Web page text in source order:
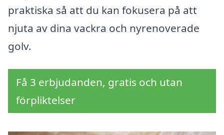
praktiska så att du kan fokusera på att
njuta av dina vackra och nyrenoverade
golv.
Få 3 erbjudanden, gratis och utan
förpliktelser